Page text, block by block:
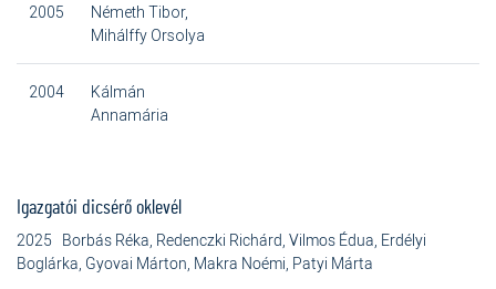
2005
Németh Tibor,
Mihálffy Orsolya
2004
Kálmán
Annamária
Igazgatói dicsérő oklevél
2025 Borbás Réka, Redenczki Richárd, Vilmos Édua, Erdélyi
Boglárka, Gyovai Márton, Makra Noémi, Patyi Márta